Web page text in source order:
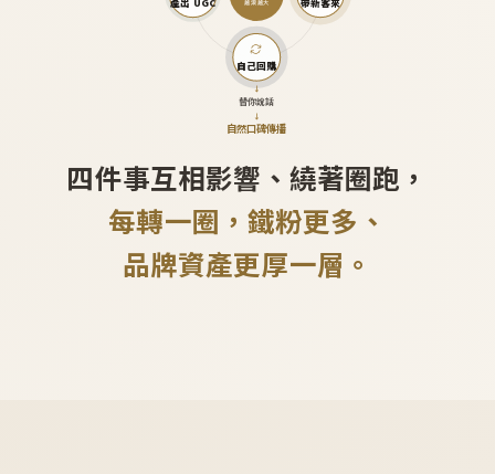
越滾越大
自己回購
↓
替你說話
↓
自然口碑傳播
四件事互相影響、繞著圈跑，
每轉一圈，鐵粉更多、
品牌資產更厚一層。